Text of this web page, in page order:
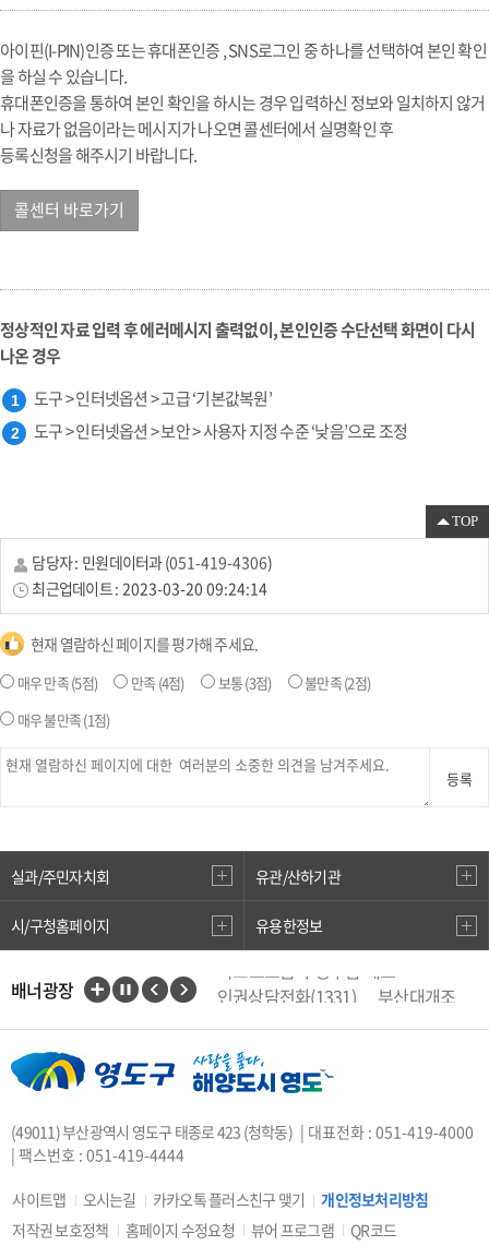
아이핀(I-PIN)인증 또는 휴대폰인증 , SNS로그인 중 하나를 선택하여 본인 확인
을 하실 수 있습니다.
휴대폰인증을 통하여 본인 확인을 하시는 경우 입력하신 정보와 일치하지 않거
나 자료가 없음이라는 메시지가 나오면 콜센터에서 실명확인 후
등록신청을 해주시기 바랍니다.
콜센터 바로가기
정상적인 자료 입력 후 에러메시지 출력없이, 본인인증 수단선택 화면이 다시
나온 경우
도구 > 인터넷옵션 > 고급 ‘기본값복원’
도구 > 인터넷옵션 > 보안 > 사용자 지정 수준 ‘낮음’으로 조정
TOP
담당자 : 민원데이터과(051-419-4306)
최근업데이트 : 2023-03-20 09:24:14
현재 열람하신 페이지를 평가해 주세요.
매우 만족(5점) 만족 (4점) 보통(3점) 불만족(2점)
매우 불만족(1점)
등록
실과/주민자치회 유관/산하기관
시/구청홈페이지 유용한정보
배너광장
인권상담전화(1331)
부산대개조
안전속도 5030
카카오톡 플러스친구
중앙부처 법령 유권해석
부산시 착한가격업소
지방소득세(특별징수분)신고·납부
안전신문고
(49011) 부산광역시 영도구 태종로 423 (청학동) | 대표전화 : 051-419-4000
| 팩스번호 : 051-419-4444
사이트맵 오시는길 카카오톡 플러스친구 맺기
개인정보처리방침
저작권 보호정책
홈페이지 수정요청 뷰어 프로그램 QR코드